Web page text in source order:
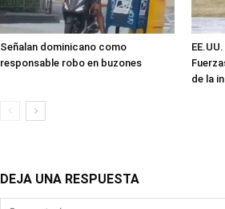
Señalan dominicano como
responsable robo en buzones
de la
DEJA UNA RESPUESTA